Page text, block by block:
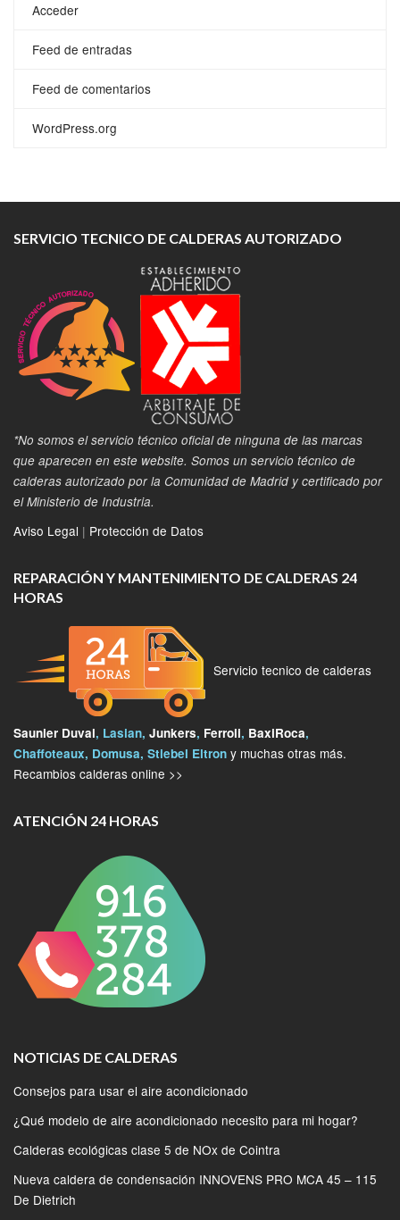
Acceder
Feed de entradas
Feed de comentarios
WordPress.org
SERVICIO TECNICO DE CALDERAS AUTORIZADO
*No somos el servicio técnico oficial de ninguna de las marcas
que aparecen en este website. Somos un servicio técnico de
calderas autorizado por la Comunidad de Madrid y certificado por
el Ministerio de Industria.
Aviso Legal | Protección de Datos
REPARACIÓN Y MANTENIMIENTO DE CALDERAS 24
HORAS
Servicio tecnico de calderas
Saunier Duval, Lasian, Junkers, Ferroli, BaxiRoca,
Chaffoteaux, Domusa, Stiebel Eltron y muchas otras más.
Recambios calderas online >>
ATENCIÓN 24 HORAS
NOTICIAS DE CALDERAS
Consejos para usar el aire acondicionado
¿Qué modelo de aire acondicionado necesito para mi hogar?
Calderas ecológicas clase 5 de NOx de Cointra
Nueva caldera de condensación INNOVENS PRO MCA 45 – 115
De Dietrich